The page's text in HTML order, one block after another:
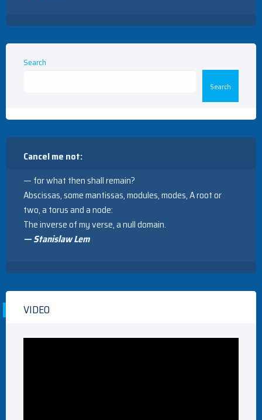
Search
Search
Cancel me not:
— for what then shall remain?
Abscissas, some mantissas, modules, modes, A root or
two, a torus and a node:
The inverse of my verse, a null domain.
— Stanislaw Lem
VIDEO